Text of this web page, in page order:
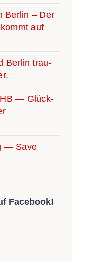
Ber­lin – Der
auf
Ber­lin trau­
— Glück­
— Save
Facebook!